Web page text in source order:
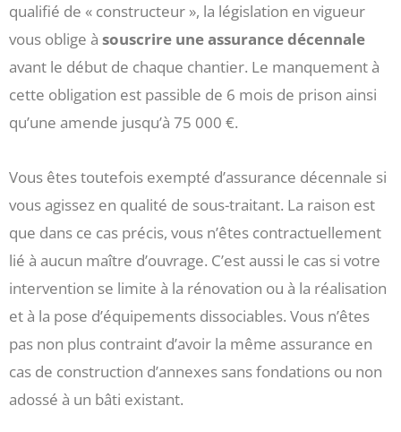
qualifié de « constructeur », la législation en vigueur
vous oblige à souscrire une assurance décennale
avant le début de chaque chantier. Le manquement à
cette obligation est passible de 6 mois de prison ainsi
qu’une amende jusqu’à 75 000 €.
Vous êtes toutefois exempté d’assurance décennale si
vous agissez en qualité de sous-traitant. La raison est
que dans ce cas précis, vous n’êtes contractuellement
lié à aucun maître d’ouvrage. C’est aussi le cas si votre
intervention se limite à la rénovation ou à la réalisation
et à la pose d’équipements dissociables. Vous n’êtes
pas non plus contraint d’avoir la même assurance en
cas de construction d’annexes sans fondations ou non
adossé à un bâti existant.